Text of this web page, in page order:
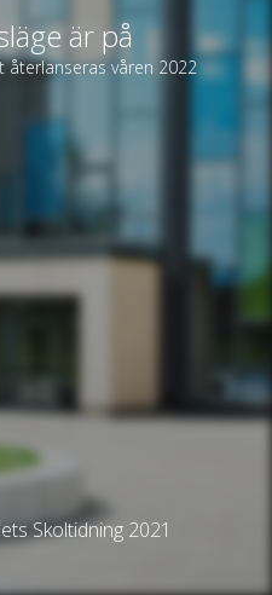
är på
återlanseras våren 2022
Skoltidning 2021